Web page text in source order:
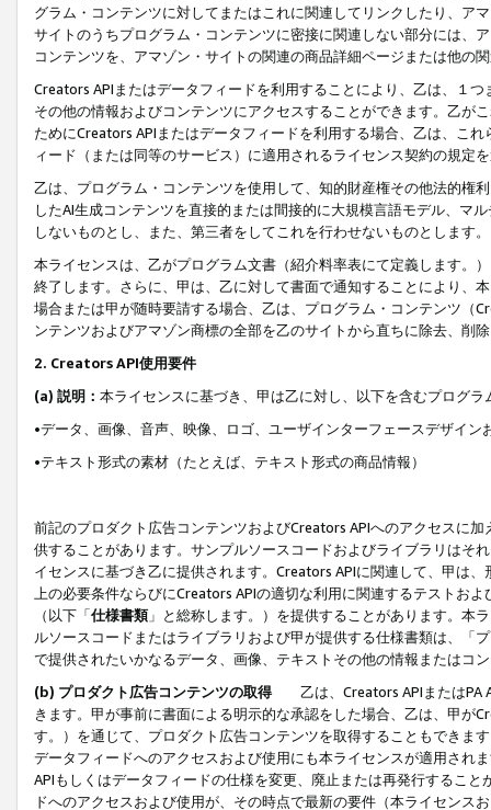
グラム・コンテンツに対してまたはこれに関連してリンクしたり、ア
サイトのうちプログラム・コンテンツに密接に関連しない部分には、
コンテンツを、アマゾン・サイトの関連の商品詳細ページまたは他の
Creators APIまたはデータフィードを利用することにより、乙は、１
その他の情報およびコンテンツにアクセスすることができます。乙が
ためにCreators APIまたはデータフィードを利用する場合、乙は、こ
ィード（または同等のサービス）に適用されるライセンス契約の規定
乙は、プログラム・コンテンツを使用して、知的財産権その他法的権
したAI生成コンテンツを直接的または間接的に大規模言語モデル、マ
しないものとし、また、第三者をしてこれを行わせないものとします。
本ライセンスは、乙がプログラム文書（紹介料率表にて定義します。
終了します。さらに、甲は、乙に対して書面で通知することにより、
場合または甲が随時要請する場合、乙は、プログラム・コンテンツ（
ンテンツおよびアマゾン商標の全部を乙のサイトから直ちに除去、削
2. Creators API使用要件
(a) 説明： 本ライセンスに基づき、甲は乙に対し、以下を含むプログ
•データ、画像、音声、映像、ロゴ、ユーザインターフェースデザイ
•テキスト形式の素材（たとえば、テキスト形式の商品情報）
前記のプロダクト広告コンテンツおよびCreators APIへのアクセスに
供することがあります。サンプルソースコードおよびライブラリはそ
イセンスに基づき乙に提供されます。Creators APIに関連して、甲は
上の必要条件ならびにCreators APIの適切な利用に関連するテストお
（以下「仕様書類」と総称します。）を提供することがあります。本
ルソースコードまたはライブラリおよび甲が提供する仕様書類は、「
で提供されたいかなるデータ、画像、テキストその他の情報またはコ
(b) プロダクト広告コンテンツの取得
乙は、Creators APIまたはPA
きます。甲が事前に書面による明示的な承認をした場合、乙は、甲が
す。）を通じて、プロダクト広告コンテンツを取得することもできま
データフィードへのアクセスおよび使用にも本ライセンスが適用され
APIもしくはデータフィードの仕様を変更、廃止または再発行するこ
ドへのアクセスおよび使用が、その時点で最新の要件（本ライセン